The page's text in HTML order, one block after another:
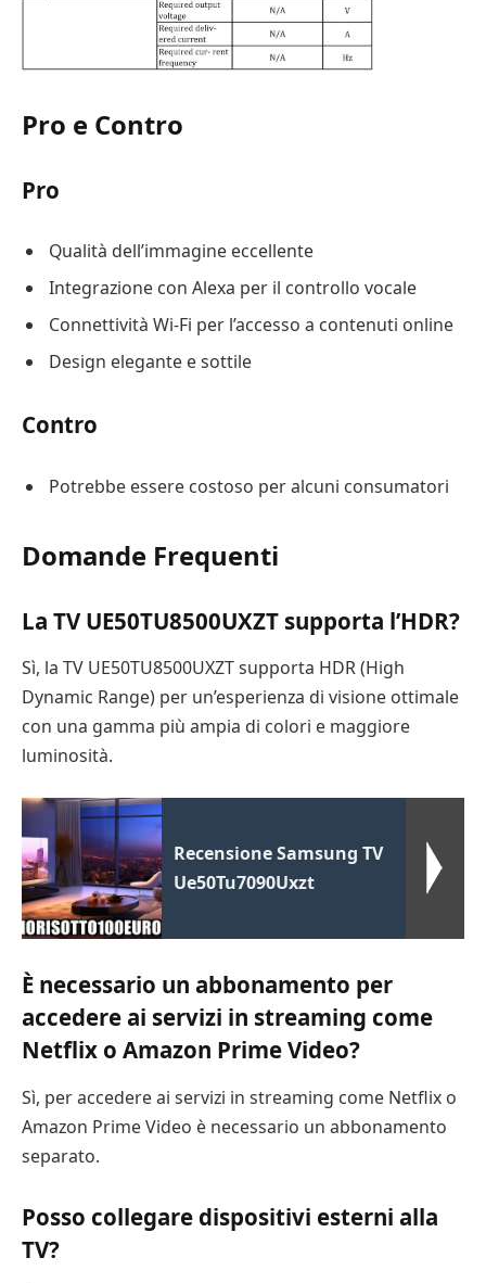
Pro e Contro
Pro
Qualità dell’immagine eccellente
Integrazione con Alexa per il controllo vocale
Connettività Wi-Fi per l’accesso a contenuti online
Design elegante e sottile
Contro
Potrebbe essere costoso per alcuni consumatori
Domande Frequenti
La TV UE50TU8500UXZT supporta l’HDR?
Sì, la TV UE50TU8500UXZT supporta HDR (High
Dynamic Range) per un’esperienza di visione ottimale
con una gamma più ampia di colori e maggiore
luminosità.
Recensione Samsung TV
Ue50Tu7090Uxzt
È necessario un abbonamento per
accedere ai servizi in streaming come
Netflix o Amazon Prime Video?
Sì, per accedere ai servizi in streaming come Netflix o
Amazon Prime Video è necessario un abbonamento
separato.
Posso collegare dispositivi esterni alla
TV?